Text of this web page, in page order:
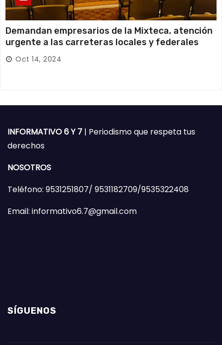
Demandan empresarios de la Mixteca, atención
urgente a las carreteras locales y federales
Oct 14, 2024
INFORMATIVO 6 Y 7 | Periodismo que respeta tus
derechos
NOSOTROS
Teléfono: 9531251807/ 9531182709/9535322408
Email: informativo6.7@gmail.com
SÍGUENOS